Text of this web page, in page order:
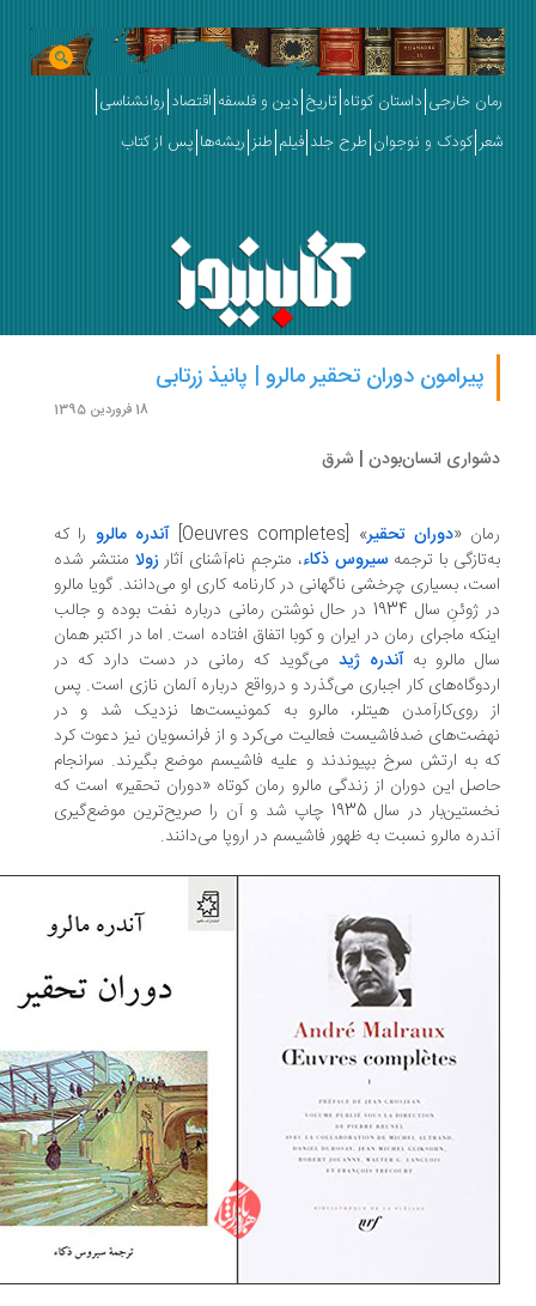
خارجی داستان کوتاه تاریخ دین و فلسفه اقتصاد روانشناسی
کودک و نوجوان طرح جلد فیلم طنز ریشه‌ها پس از کتاب
پیرامون دوران تحقیر مالرو | پانیذ زرتابی
انسان‌بودن | شرق
دوران تحقیر » [Oeuvres completes] آندره مالرورا که
با ترجمه سیروس ذکاء، مترجمِ نام‌آشنای آثارزولامنتشر شده
بسیاری چرخشی ناگهانی در کارنامه کاری او می‌دانند. گویا مالرو
در ژوئنِ سال 1934 در حال نوشتن رمانی درباره نفت بوده و جالب
ماجرای رمان در ایران و کوبا اتفاق افتاده است. اما در اکتبر همان
مالرو بهآندره ژیدمی‌گوید که رمانی در دست دارد که در
کار اجباری می‌گذرد و درواقع درباره آلمان نازی است. پس
روی‌کارآمدن هيتلر، مالرو به كمونيست‌ها نزدیک شد و در
ضدفاشيست فعاليت می‌کرد و از فرانسويان نیز دعوت كرد
به ارتش سرخ بپیوندند و علیه فاشیسم موضع بگیرند. سرانجام
این دوران از زندگی مالرو رمان کوتاه «دوران تحقير» است كه
نخستین‌بار در سال 1935 چاپ شد و آن را صریح‌ترین موضع‌گیری
مالرو نسبت به ظهور فاشيسم در اروپا می‌دانند.